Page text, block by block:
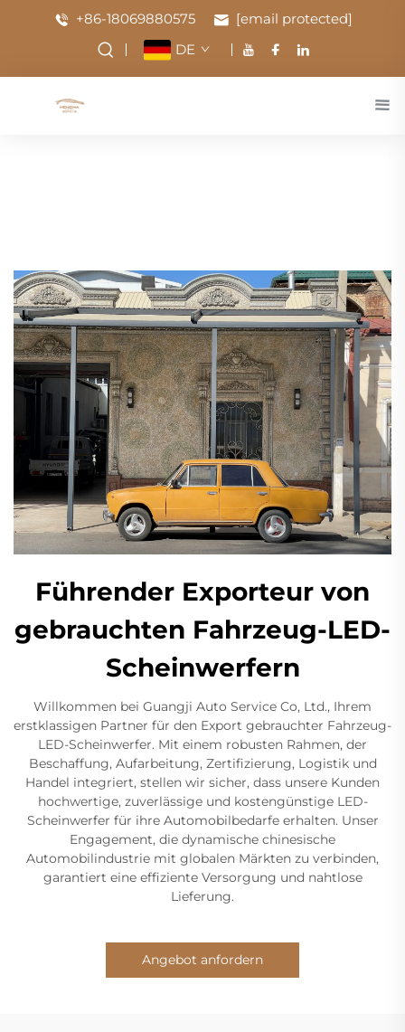
+86-18069880575
[email protected]
DE
Führender Exporteur von
gebrauchten Fahrzeug-LED-
Scheinwerfern
Willkommen bei Guangji Auto Service Co, Ltd., Ihrem
erstklassigen Partner für den Export gebrauchter Fahrzeug-
LED-Scheinwerfer. Mit einem robusten Rahmen, der
Beschaffung, Aufarbeitung, Zertifizierung, Logistik und
Handel integriert, stellen wir sicher, dass unsere Kunden
hochwertige, zuverlässige und kostengünstige LED-
Scheinwerfer für ihre Automobilbedarfe erhalten. Unser
Engagement, die dynamische chinesische
Automobilindustrie mit globalen Märkten zu verbinden,
garantiert eine effiziente Versorgung und nahtlose
Lieferung.
Angebot anfordern